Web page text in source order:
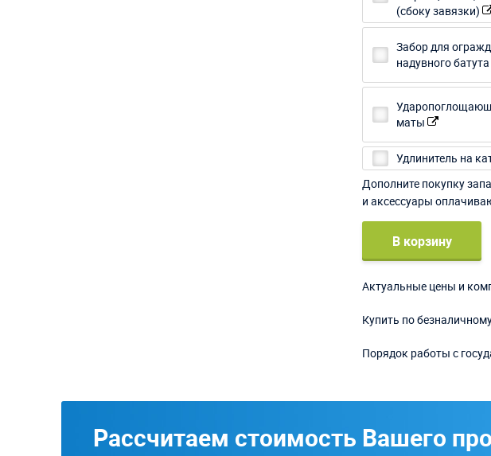
(сбоку завязки)
Забор для
надувного
маты
Удлинитель на
Дополните покупку
и аксессуары
В корзину
Актуальные цены и
Купить по
Порядок работы с
Рассчитаем стоимость Вашего